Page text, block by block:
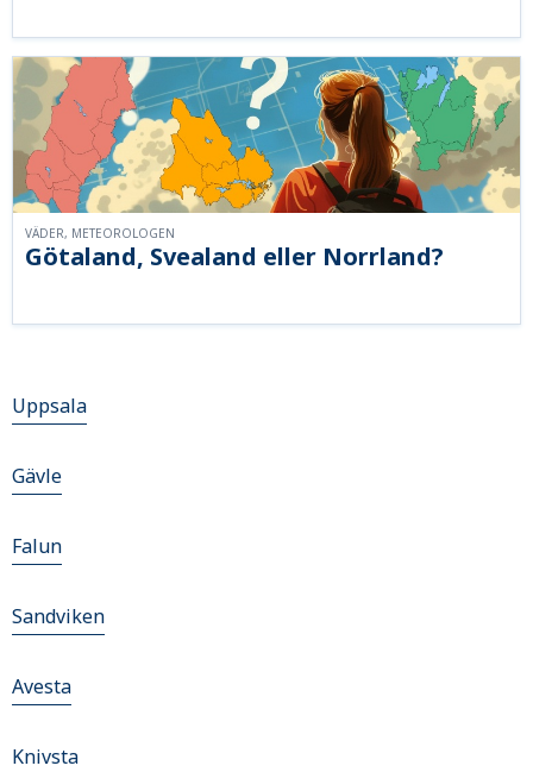
Götaland, Svealand eller Norrland?
VÄDER, METEOROLOGEN
Uppsala
Gävle
Falun
Sandviken
Avesta
Knivsta